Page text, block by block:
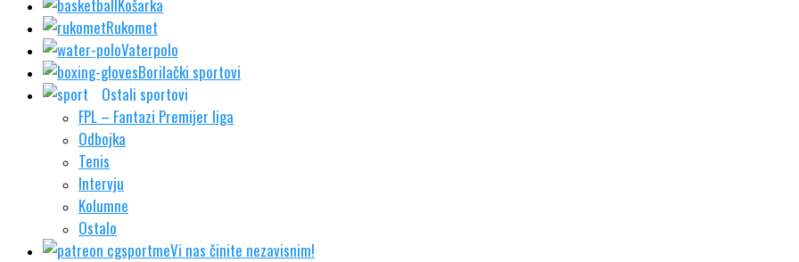
Košarka
Rukomet
Vaterpolo
Borilački sportovi
Ostali sportovi
FPL – Fantazi Premijer liga
Odbojka
Tenis
Intervju
Kolumne
Ostalo
Vi nas činite nezavisnim!